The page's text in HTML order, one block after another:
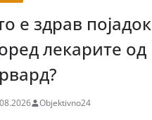
е здрав појадок
лекарите од
Objektivno24